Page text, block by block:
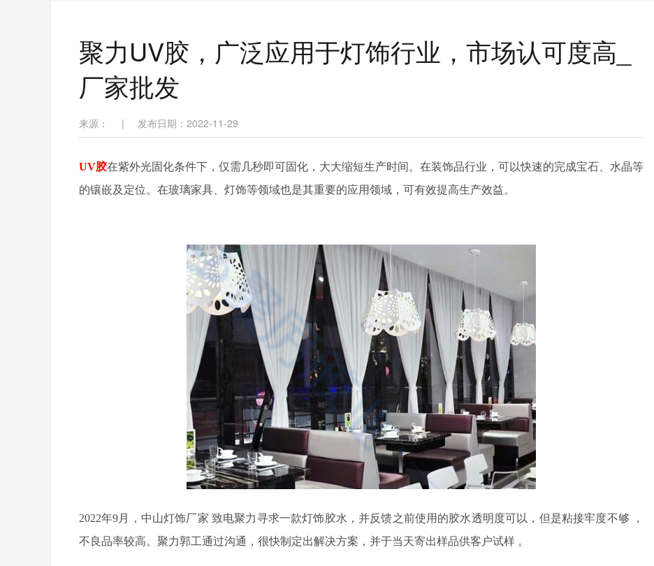
聚力UV胶，广泛应用于灯饰行业，市场认可度高_
厂家批发
来源： | 发布日期：2022-11-29
UV胶在紫外光固化条件下，仅需几秒即可固化，大大缩短生产时间。在装饰品行业，可以快速的完成宝石、水晶等
的镶嵌及定位。在玻璃家具、灯饰等领域也是其重要的应用领域，可有效提高生产效益。
2022年9月， 中山灯饰厂家 致电聚力寻求一款灯饰胶水 ，并反馈之前使用的胶水透明度可以，但是粘接牢度不够
，
不良品率较高。聚力郭工通过沟通， 很快制定出解决方案，并于当天寄出样品供客户试样 。